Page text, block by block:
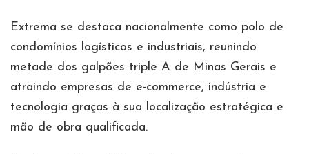
Extrema se destaca nacionalmente como polo de
condomínios logísticos e industriais, reunindo
metade dos galpões triple A de Minas Gerais e
atraindo empresas de e-commerce, indústria e
tecnologia graças à sua localização estratégica e
mão de obra qualificada.